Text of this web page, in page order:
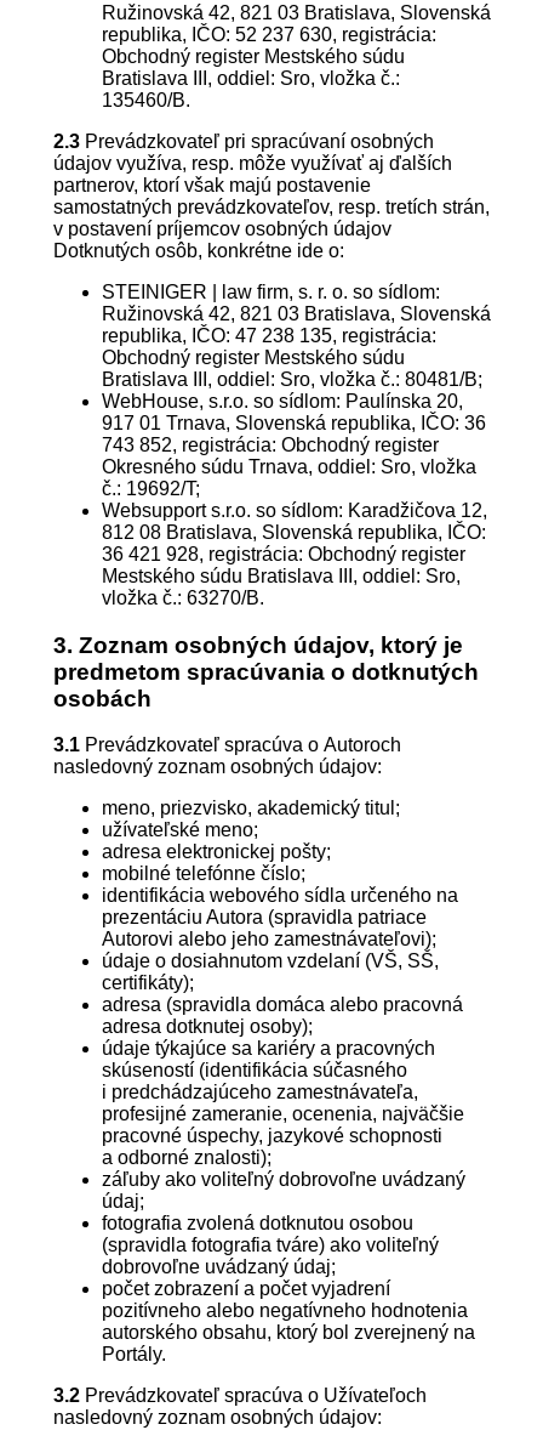
Ružinovská 42, 821 03 Bratislava, Slovenská
republika, IČO: 52 237 630, registrácia:
Obchodný register Mestského súdu
Bratislava III, oddiel: Sro, vložka č.:
135460/B.
2.3Prevádzkovateľ pri spracúvaní osobných
údajov využíva, resp. môže využívať aj ďalších
partnerov, ktorí však majú postavenie
samostatných prevádzkovateľov, resp. tretích strán,
v postavení príjemcov osobných údajov
Dotknutých osôb, konkrétne ide o:
STEINIGER | law firm, s. r. o. so sídlom:
Ružinovská 42, 821 03 Bratislava, Slovenská
republika, IČO: 47 238 135, registrácia:
Obchodný register Mestského súdu
Bratislava III, oddiel: Sro, vložka č.: 80481/B;
WebHouse, s.r.o. so sídlom: Paulínska 20,
917 01 Trnava, Slovenská republika, IČO: 36
743 852, registrácia: Obchodný register
Okresného súdu Trnava, oddiel: Sro, vložka
č.: 19692/T;
Websupport s.r.o. so sídlom: Karadžičova 12,
812 08 Bratislava, Slovenská republika, IČO:
36 421 928, registrácia: Obchodný register
Mestského súdu Bratislava III, oddiel: Sro,
vložka č.: 63270/B.
3. Zoznam osobných údajov, ktorý je
predmetom spracúvania o dotknutých
osobách
3.1Prevádzkovateľ spracúva o Autoroch
nasledovný zoznam osobných údajov:
meno, priezvisko, akademický titul;
užívateľské meno;
adresa elektronickej pošty;
mobilné telefónne číslo;
identifikácia webového sídla určeného na
prezentáciu Autora (spravidla patriace
Autorovi alebo jeho zamestnávateľovi);
údaje o dosiahnutom vzdelaní (VŠ, SŠ,
certifikáty);
adresa (spravidla domáca alebo pracovná
adresa dotknutej osoby);
údaje týkajúce sa kariéry a pracovných
skúseností (identifikácia súčasného
i predchádzajúceho zamestnávateľa,
profesijné zameranie, ocenenia, najväčšie
pracovné úspechy, jazykové schopnosti
a odborné znalosti);
záľuby ako voliteľný dobrovoľne uvádzaný
údaj;
fotografia zvolená dotknutou osobou
(spravidla fotografia tváre) ako voliteľný
dobrovoľne uvádzaný údaj;
počet zobrazení a počet vyjadrení
pozitívneho alebo negatívneho hodnotenia
autorského obsahu, ktorý bol zverejnený na
Portály.
3.2Prevádzkovateľ spracúva o Užívateľoch
nasledovný zoznam osobných údajov: